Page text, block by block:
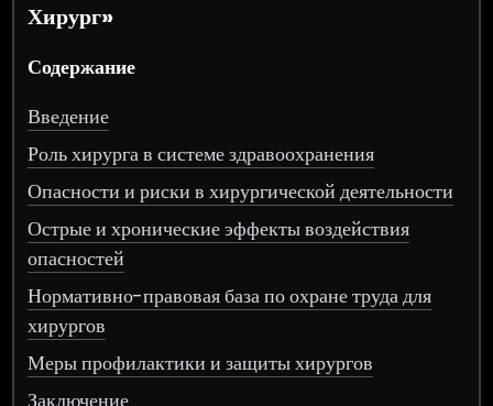
Хирург»
Содержание
Введение
Роль хирурга в системе здравоохранения
Опасности и риски в хирургической деятельности
Острые и хронические эффекты воздействия
опасностей
Нормативно-правовая база по охране труда для
хирургов
Меры профилактики и защиты хирургов
Заключение